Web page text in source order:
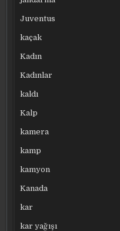
Juventus
kaçak
Kadın
Kadınlar
kaldı
Kalp
kamera
kamp
kamyon
Kanada
kar
kar yağışı